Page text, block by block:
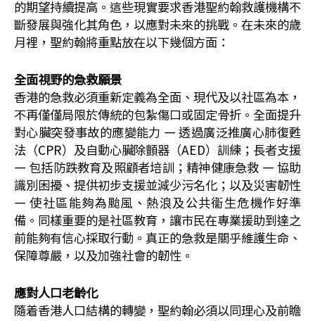
的期望持續提高。這些現實要求香港聖約翰救護機構不
斷發展與強化其角色，以應對未來的挑戰。在未來的歲
月裡，聖約翰將重點放在以下幾個方面：
全面視野的急救願景
香港的急救必須重新定義為全面、現代及以社區為本，
不再僅僅局限於傳統的包紮傷口或固定骨折。全面提升
對心臟突發事故的應變能力 — 透過廣泛推廣心肺復甦
法（CPR）及自動心臟除顫器（AED）訓練；長者支援
— 包括防跌教育及照顧者培訓；精神健康急救 — 協助
識別困擾、提供初步支援並減少污名化；以及災害韌性
— 使社區能夠為颱風、熱浪及公共衞生危機作好準
備。同樣重要的是社區教育，讓市民在專業援助到達之
前能夠有信心採取行動。真正的急救是關乎維護生命、
保障尊嚴，以及加強社會的韌性。
應對人口老齡化
隨着香港人口結構的轉變，聖約翰必須以同理心及前瞻